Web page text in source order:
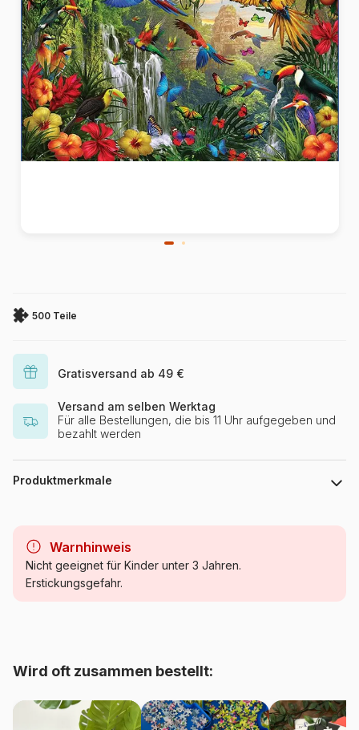
500 Teile
Gratisversand ab 49 €
Versand am selben Werktag
Für alle Bestellungen, die bis 11 Uhr aufgegeben und
bezahlt werden
Produktmerkmale
Kategorie Puzzle - Vögel
Artikelnummer Eurographics-6500-6006
Warnhinweis
Nicht geeignet für Kinder unter 3 Jahren.
Erstickungsgefahr.
Wird oft zusammen bestellt: